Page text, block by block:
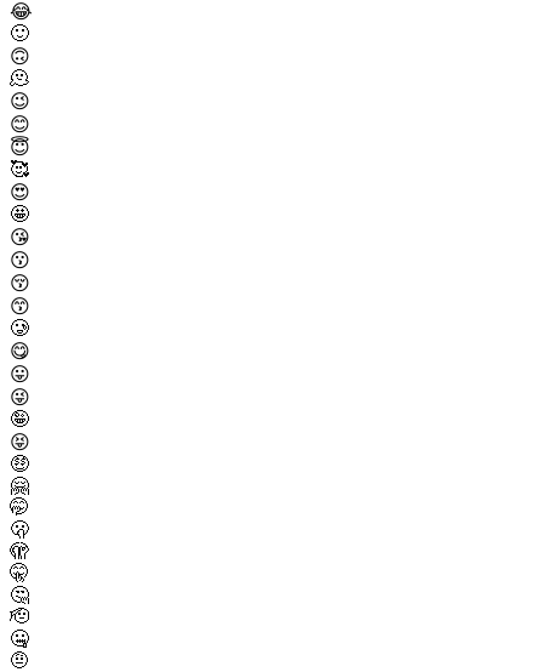
😂
🙂
🙃
🫠
😉
😊
😇
🥰
😍
🤩
😘
😗
😚
😙
🥲
😋
😛
😜
🤪
😝
🤑
🤗
🤭
🫢
🫣
🤫
🤔
🫡
🤐
🤨